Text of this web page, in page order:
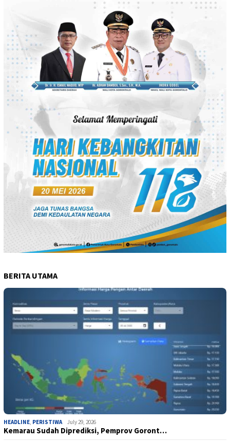
BERITA UTAMA
HEADLINE, PERISTIWA July 29, 2026
Kemarau Sudah Diprediksi, Pemprov Goront…